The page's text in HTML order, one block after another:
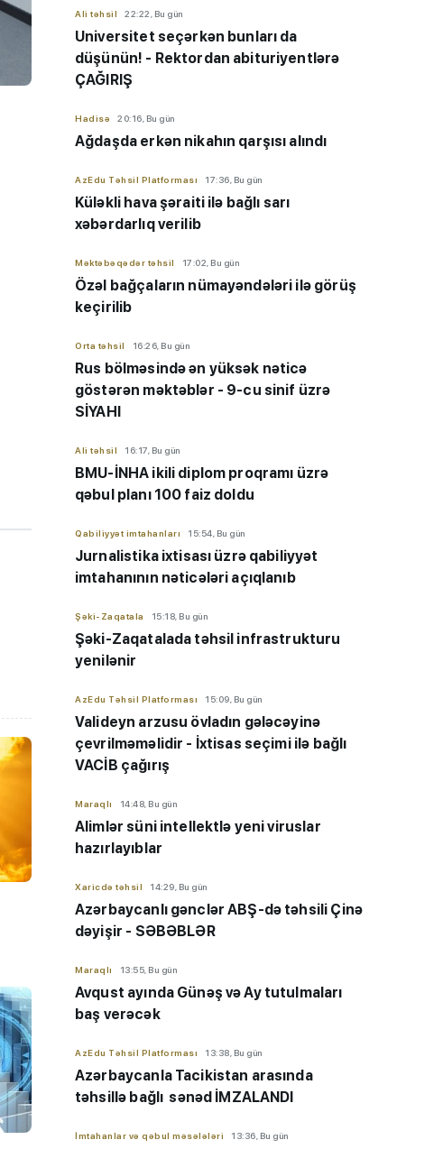
Ali təhsil 22:22, Bu gün
Universitet seçərkən bunları da
düşünün! - Rektordan abituriyentlərə
ÇAĞIRIŞ
Hadisə 20:16, Bu gün
Ağdaşda erkən nikahın qarşısı alındı
AzEdu Təhsil Platforması 17:36, Bu gün
Küləkli hava şəraiti ilə bağlı sarı
xəbərdarlıq verilib
Məktəbəqədər təhsil 17:02, Bu gün
Özəl bağçaların nümayəndələri ilə görüş
keçirilib
Orta təhsil 16:26, Bu gün
Rus bölməsində ən yüksək nəticə
göstərən məktəblər - 9-cu sinif üzrə
SİYAHI
Ali təhsil 16:17, Bu gün
BMU-İNHA ikili diplom proqramı üzrə
qəbul planı 100 faiz doldu
Qabiliyyət imtahanları 15:54, Bu gün
Jurnalistika ixtisası üzrə qabiliyyət
imtahanının nəticələri açıqlanıb
Şəki-Zaqatala 15:18, Bu gün
Şəki-Zaqatalada təhsil infrastrukturu
yenilənir
AzEdu Təhsil Platforması 15:09, Bu gün
Valideyn arzusu övladın gələcəyinə
çevrilməməlidir - İxtisas seçimi ilə bağlı
VACİB çağırış
Maraqlı 14:48, Bu gün
Alimlər süni intellektlə yeni viruslar
hazırlayıblar
Xaricdə təhsil 14:29, Bu gün
Azərbaycanlı gənclər ABŞ-də təhsili Çinə
dəyişir - SƏBƏBLƏR
Maraqlı 13:55, Bu gün
Avqust ayında Günəş və Ay tutulmaları
baş verəcək
AzEdu Təhsil Platforması 13:38, Bu gün
Azərbaycanla Tacikistan arasında
təhsillə bağlı sənəd İMZALANDI
İmtahanlar və qəbul məsələləri 13:36, Bu gün